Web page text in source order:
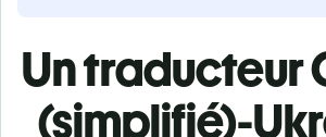
Un traducteur
(simplifié)-